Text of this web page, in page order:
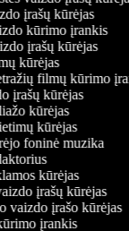
įrašų kūrėjas
kūrimo įrankis
įrašų kūrėjas
kūrėjas
filmų kūrimo
įrašų kūrėjas
kūrėjas
kūrėjas
foninė muzika
kūrėjas
įrašų kūrėjas
vaizdo įrašo kūrėjas
įrankis